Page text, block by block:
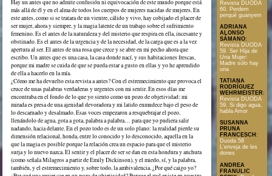
Hay un antes que no admite confusión ni equivocación de este mundo porque está
más allá de él y en el alma de todos los cuerpos de mujeres nacidas de mujeres. En
este antes, como si se tratara de un vientre, cálido y vivo, hay cobijado el placer de
ser mujer, ahora y siempre, y la magia latente de un trabajo sobre el sufrimiento
femenino. Es el antes de la naturaleza y del misterio que respira en ella, incesante y
obstinado. Es el antes de la urgencia y de la necesidad, de la carga que es a la vez
apertura al ser. El antes de una rosa que crece y se abre en mi pecho ahora que
escribo. Un antes que es una casa, la casa donde nací, y sus habitaciones frescas,
porque mi madre se cuida de que se pueda estar a gusto en ellas y yo he aprendido
de ella a hacerlo en la mía.
¿Cómo me ha devuelto esta revista a antes? Con el estremecimiento que provoca el
cruce de unas palabras verdaderas y urgentes con mi sentir. En esos días me
encontraba en el fondo de lo que yo siento como un pozo de objetividad: mi
mirada es presa de una ajenidad devoradora y mi latido enmudece bajo el peso de
lo descarnado y desalmado. Esas voces empezaron a resquebrajar el pozo,
llenándolo de agua, gota a gota, palabra a palabra… para que yo pudiera salir
nadando, hacia delante. En el pozo todo es de un solo plano: la realidad pierde su
dimensión relacional, honda, entre lo conocido y lo desconocido, aquella en la
que la magia es posible porque la relación crea un espacio para que el misterio
surja y lo nuevo nazca. El sentir y el placer de ser se dan en esta hondura y anchura
(como señala Milagros a partir de Emily Dickinson), y el miedo, sí, y la palabra,
también, y el estremecimiento y, sobre todo, la ambivalencia. ¿Por qué caigo yo?
Revista DUODA
60. Perdem
perquè guanyem
ADRIANA
ALONSO
SÁMANO:
Revista DUODA
59. Ser Hija de
Una Mujer:
Madre sólo hay
una
TATIANA
RODRÍGUEZ
WEHRMEISTER:
Revista DUODA
59. Si digo agua,
habla Amor
SUSANNA
PRUNA
FRANCESCH :
Duoda 58
L'enveja de les
dones
ANDREA
FRANULIC